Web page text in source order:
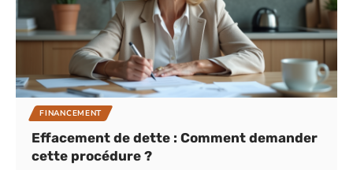
FINANCEMENT
Effacement de dette : Comment demander
cette procédure ?